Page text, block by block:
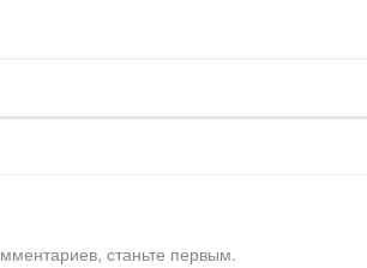
станьте первым.